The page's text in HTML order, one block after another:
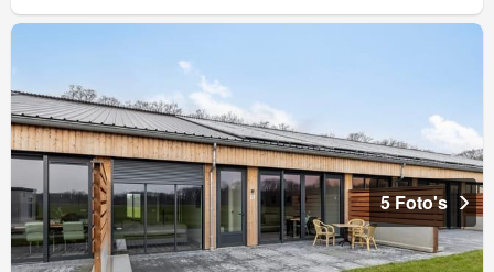
5 Foto's